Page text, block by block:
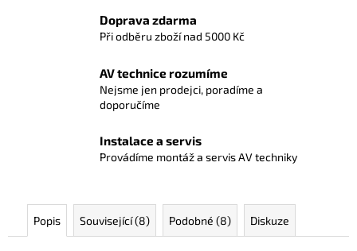
Doprava zdarma
Při odběru zboží nad 5000 Kč
AV technice rozumíme
Nejsme jen prodejci, poradíme a
doporučíme
Instalace a servis
Provádíme montáž a servis AV techniky
Popis Související (8) Podobné (8) Diskuze